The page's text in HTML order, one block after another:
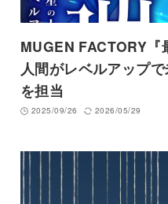
MUGEN FACTORY
人間がレベルアップ
を担当
2025/09/26 2026/05/29